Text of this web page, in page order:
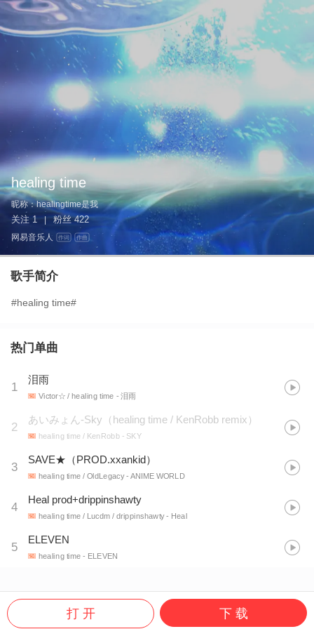
healing time
昵称：healingtime是我
关注 1 粉丝 422
网易音乐人 作词 作曲
歌手简介
#healing time#
热门单曲
1
泪雨
Victor☆ / healing time - 泪雨
2
あいみょん-Sky（healing time / KenRobb remix）
healing time / KenRobb - SKY
3
SAVE★（PROD.xxankid）
healing time / OldLegacy- ANIME WORLD
4
Heal prod+drippinshawty
healing time / Lucdm / drippinshawty- Heal
5
ELEVEN
healing time - ELEVEN
打 开 下 载